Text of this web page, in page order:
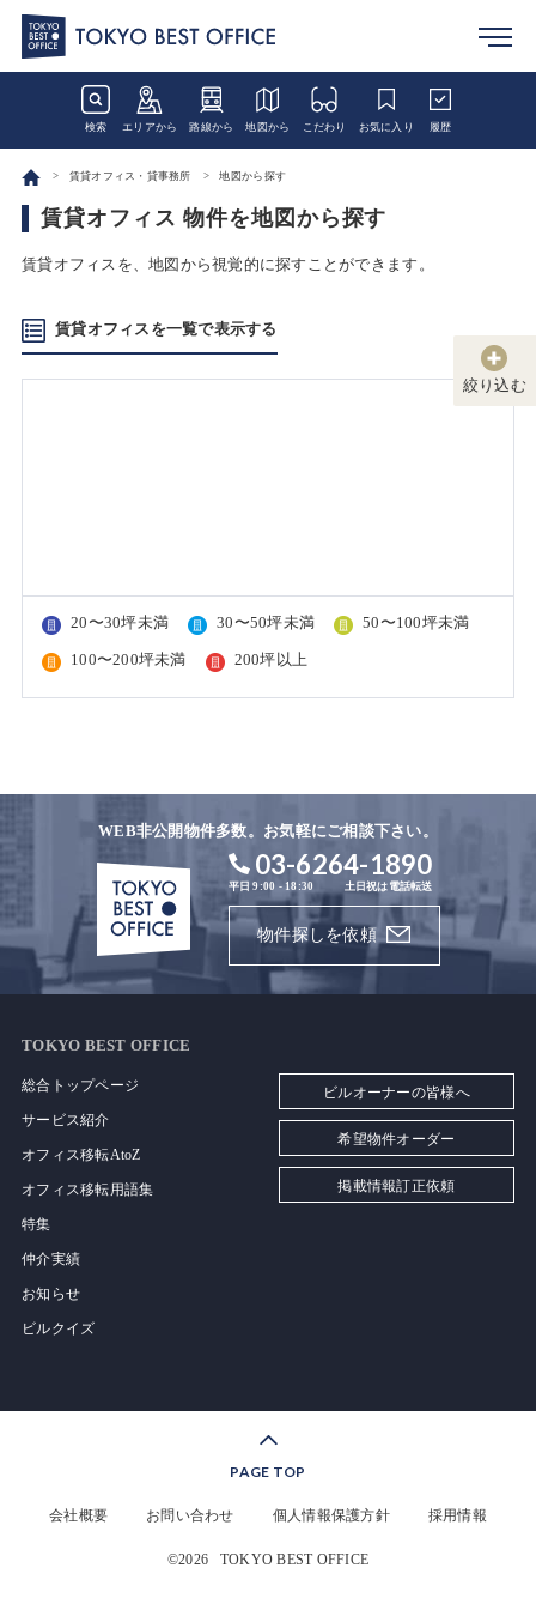
検索 エリアから 路線から 地図から こだわり お気に入り 履歴
賃貸オフィス・貸事務所 地図から探す
賃貸オフィス 物件を地図から探す
賃貸オフィスを、地図から視覚的に探すことができます。
賃貸オフィスを一覧で表示する
絞り込む
20〜30坪未満 30〜50坪未満 50〜100坪未満
100〜200坪未満 200坪以上
WEB非公開物件多数。お気軽にご相談下さい。
03-6264-1890
平日 9:00 - 18:30 土日祝は電話転送
物件探しを依頼
TOKYO BEST OFFICE
総合トップページ
サービス紹介
オフィス移転AtoZ
オフィス移転用語集
特集
仲介実績
お知らせ
ビルクイズ
ビルオーナーの皆様へ
希望物件オーダー
掲載情報訂正依頼
PAGE TOP
会社概要 お問い合わせ 個人情報保護方針 採用情報
©2026 TOKYO BEST OFFICE